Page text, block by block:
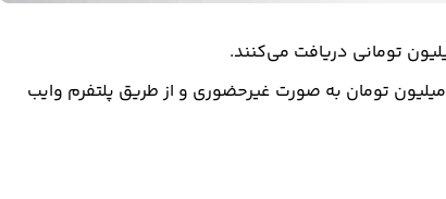
تمام بازنشستگان و مستمری‌بگیران این سازمان می‌توانند تا سقف ۲۰ میلیون تومان به صورت غیرحضوری و از طریق پلتفرم وایب